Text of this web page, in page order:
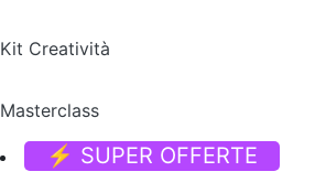
Kit Creatività
Masterclass
⚡ SUPER OFFERTE